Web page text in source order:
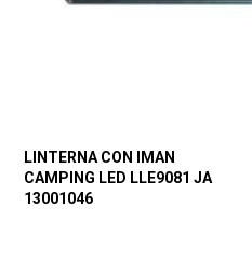
LINTERNA CON IMAN
CAMPING LED LLE9081 JA
13001046